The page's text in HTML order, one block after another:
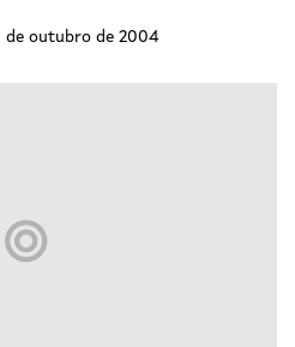
de outubro de 2004